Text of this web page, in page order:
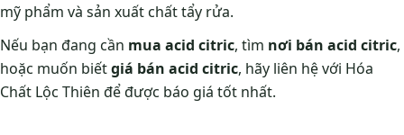
mỹ phẩm và sản xuất chất tẩy rửa.
Nếu bạn đang cần mua acid citric, tìm nơi bán acid citric,
hoặc muốn biếtgiá bán acid citric, hãy liên hệ với Hóa
Chất Lộc Thiên để được báo giá tốt nhất.